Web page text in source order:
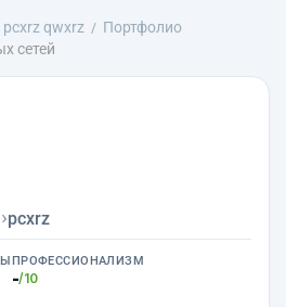
pcxrz qwxrz
Портфолио
сетей
›pcxrz
ПРОФЕССИОНАЛИЗМ
-/10